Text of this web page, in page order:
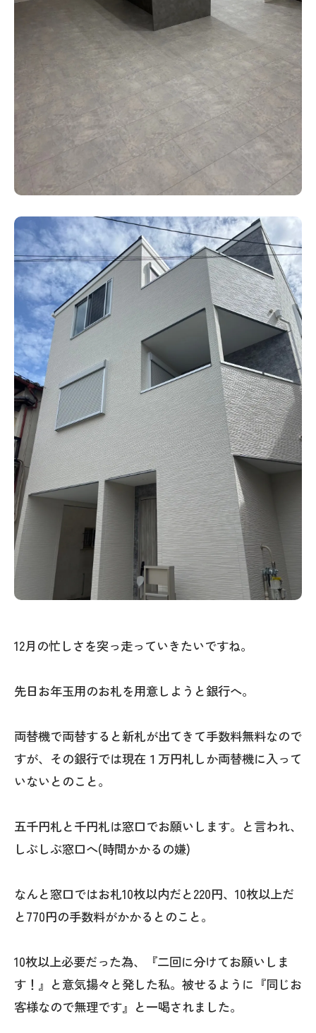
12月の忙しさを突っ走っていきたいですね。
先日お年玉用のお札を用意しようと銀行へ。
両替機で両替すると新札が出てきて手数料無料なので
すが、その銀行では現在１万円札しか両替機に入って
いないとのこと。
五千円札と千円札は窓口でお願いします。と言われ、
しぶしぶ窓口へ(時間かかるの嫌)
なんと窓口ではお札10枚以内だと220円、10枚以上だ
と770円の手数料がかかるとのこと。
10枚以上必要だった為、『二回に分けてお願いしま
す！』と意気揚々と発した私。被せるように『同じお
客様なので無理です』と一喝されました。